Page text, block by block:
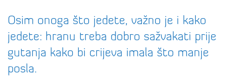
Osim onoga što jedete, važno je i kako
jedete: hranu treba dobro sažvakati prije
gutanja kako bi crijeva imala što manje
posla.